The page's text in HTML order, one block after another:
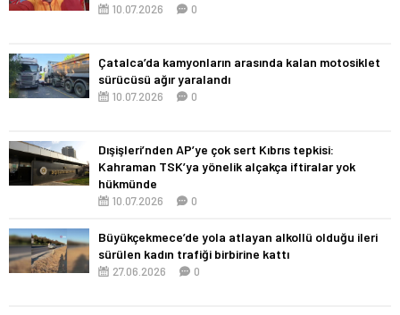
10.07.2026 0
Çatalca’da kamyonların arasında kalan motosiklet
sürücüsü ağır yaralandı
10.07.2026 0
Dışişleri’nden AP’ye çok sert Kıbrıs tepkisi:
Kahraman TSK’ya yönelik alçakça iftiralar yok
hükmünde
10.07.2026 0
Büyükçekmece’de yola atlayan alkollü olduğu ileri
sürülen kadın trafiği birbirine kattı
27.06.2026 0